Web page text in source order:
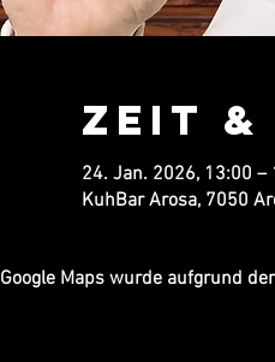
Zeit
24. Jan. 2026, 13:00 –
KuhBar Arosa, 7050
Google Maps wurde aufgrund